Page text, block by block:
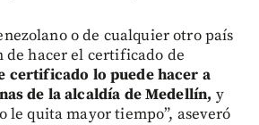
o de cualquier otro país
de hacer el certificado de
certificado lo puede hacer a
de la alcaldía de Medellín, y
le quita mayor tiempo”, aseveró